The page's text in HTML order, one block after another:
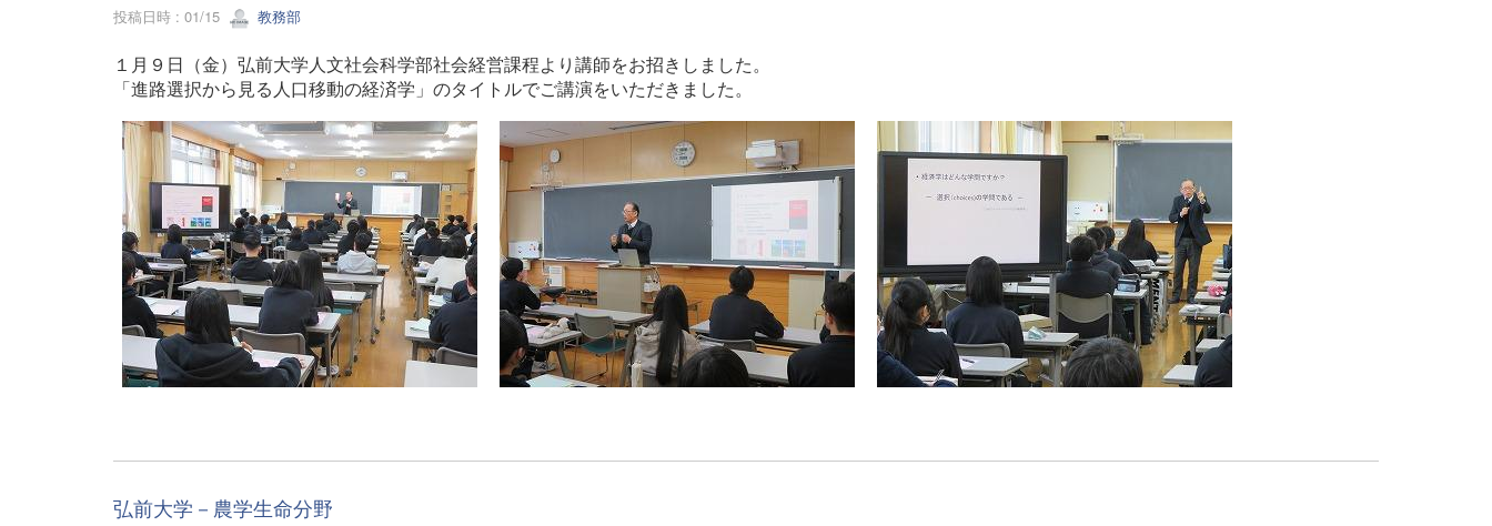
投稿日時 : 01/15 教務部
１月９日（金）弘前大学人文社会科学部社会経営課程より講師をお招きしました。
「進路選択から見る人口移動の経済学」のタイトルでご講演をいただきました。
弘前大学－農学生命分野